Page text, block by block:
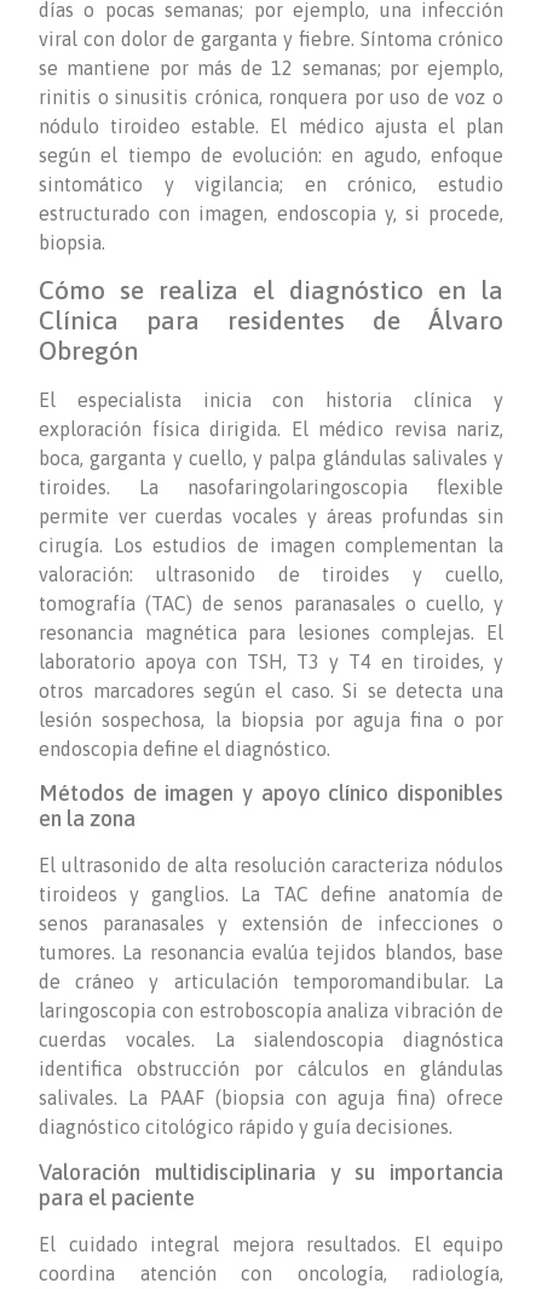
días o pocas semanas; por ejemplo, una infección
viral con dolor de garganta y fiebre. Síntoma crónico
se mantiene por más de 12 semanas; por ejemplo,
rinitis o sinusitis crónica, ronquera por uso de voz o
nódulo tiroideo estable. El médico ajusta el plan
según el tiempo de evolución: en agudo, enfoque
sintomático y vigilancia; en crónico, estudio
estructurado con imagen, endoscopia y, si procede,
biopsia.
Cómo se realiza el diagnóstico en la
Clínica para residentes de Álvaro
Obregón
El especialista inicia con historia clínica y
exploración física dirigida. El médico revisa nariz,
boca, garganta y cuello, y palpa glándulas salivales y
tiroides. La nasofaringolaringoscopia flexible
permite ver cuerdas vocales y áreas profundas sin
cirugía. Los estudios de imagen complementan la
valoración: ultrasonido de tiroides y cuello,
tomografía (TAC) de senos paranasales o cuello, y
resonancia magnética para lesiones complejas. El
laboratorio apoya con TSH, T3 y T4 en tiroides, y
otros marcadores según el caso. Si se detecta una
lesión sospechosa, la biopsia por aguja fina o por
endoscopia define el diagnóstico.
Métodos de imagen y apoyo clínico disponibles
en la zona
El ultrasonido de alta resolución caracteriza nódulos
tiroideos y ganglios. La TAC define anatomía de
senos paranasales y extensión de infecciones o
tumores. La resonancia evalúa tejidos blandos, base
de cráneo y articulación temporomandibular. La
laringoscopia con estroboscopía analiza vibración de
cuerdas vocales. La sialendoscopia diagnóstica
identifica obstrucción por cálculos en glándulas
salivales. La PAAF (biopsia con aguja fina) ofrece
diagnóstico citológico rápido y guía decisiones.
Valoración multidisciplinaria y su importancia
para el paciente
El cuidado integral mejora resultados. El equipo
coordina atención con oncología, radiología,